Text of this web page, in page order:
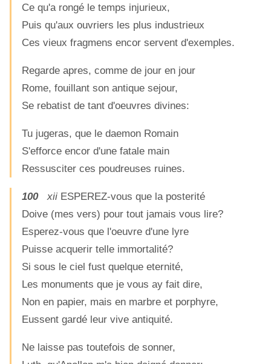
Ce qu'a rongé le temps injurieux,
Puis qu'aux ouvriers les plus industrieux
Ces vieux fragmens encor servent d'exemples.
Regarde apres, comme de jour en jour
Rome, fouillant son antique sejour,
Se rebatist de tant d'oeuvres divines:
Tu jugeras, que le daemon Romain
S'efforce encor d'une fatale main
Ressusciter ces poudreuses ruines.
100xii ESPEREZ-vous que la posterité
Doive (mes vers) pour tout jamais vous lire?
Esperez-vous que l'oeuvre d'une lyre
Puisse acquerir telle immortalité?
Si sous le ciel fust quelque eternité,
Les monuments que je vous ay fait dire,
Non en papier, mais en marbre et porphyre,
Eussent gardé leur vive antiquité.
Ne laisse pas toutefois de sonner,